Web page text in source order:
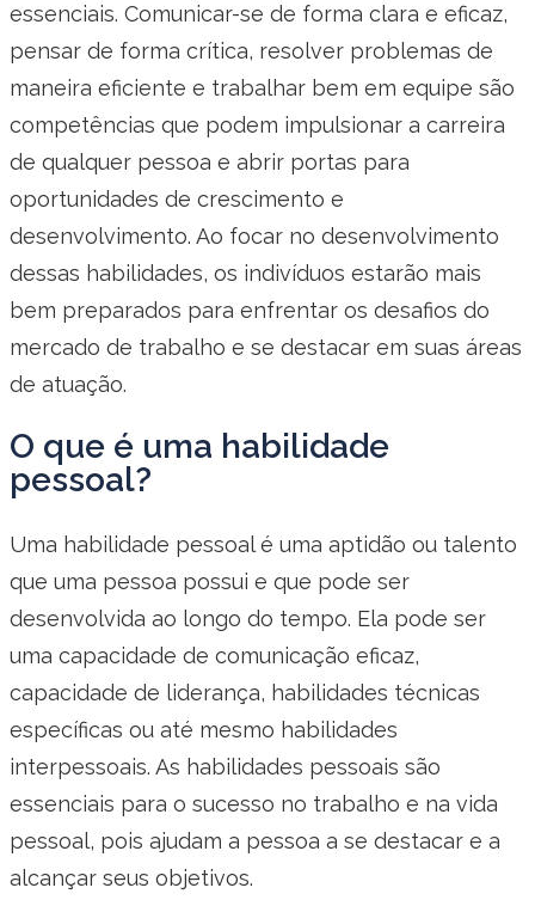
essenciais. Comunicar-se de forma clara e eficaz,
pensar de forma crítica, resolver problemas de
maneira eficiente e trabalhar bem em equipe são
competências que podem impulsionar a carreira
de qualquer pessoa e abrir portas para
oportunidades de crescimento e
desenvolvimento. Ao focar no desenvolvimento
dessas habilidades, os indivíduos estarão mais
bem preparados para enfrentar os desafios do
mercado de trabalho e se destacar em suas áreas
de atuação.
O que é uma habilidade
pessoal?
Uma habilidade pessoal é uma aptidão ou talento
que uma pessoa possui e que pode ser
desenvolvida ao longo do tempo. Ela pode ser
uma capacidade de comunicação eficaz,
capacidade de liderança, habilidades técnicas
específicas ou até mesmo habilidades
interpessoais. As habilidades pessoais são
essenciais para o sucesso no trabalho e na vida
pessoal, pois ajudam a pessoa a se destacar e a
alcançar seus objetivos.